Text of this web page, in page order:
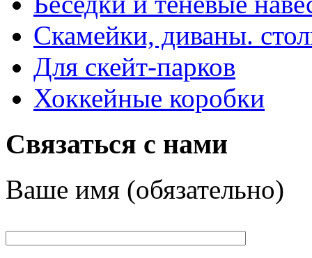
Скамейки, диваны.
Для скейт-парков
Хоккейные коробки
Связаться с нами
Ваше имя (обязательно)